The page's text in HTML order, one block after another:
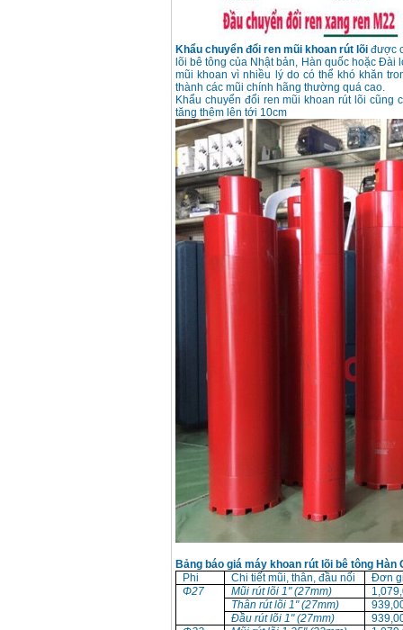
Khẩu chuyển đổi ren mũi khoan rút lõi được
lõi bê tông của Nhật bản, Hàn quốc hoặc Đài
mũi khoan vì nhiều lý do có thể khó khăn
thành các mũi chính hãng thường quá cao.
Khẩu chuyển đổi ren mũi khoan rút lõi
tăng thêm lên tới 10cm
Bảng báo giá máy khoan rút lõi bê tông
Phi
Chi tiết mũi, thân, đầu nối
Đơn
Φ27
Mũi rút lõi 1" (27mm)
Thân rút lõi 1" (27mm)
Đầu rút lõi 1" (27mm)